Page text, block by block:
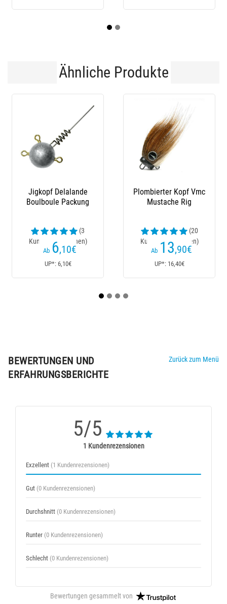
Ähnliche Produkte
Jigkopf Delalande
Boulboule Packung
(3
Kundenrezensionen)
Ab 6,10€
UP*: 6,10€
Plombierter Kopf Vmc
Mustache Rig
(20
Kundenrezensionen)
Ab 13,90€
UP*: 16,40€
BEWERTUNGEN UND
ERFAHRUNGSBERICHTE
Zurück zum Menü
5/5
1 Kundenrezensionen
Exzellent (1 Kundenrezensionen)
Gut (0 Kundenrezensionen)
Durchshnitt (0 Kundenrezensionen)
Runter (0 Kundenrezensionen)
Schlecht (0 Kundenrezensionen)
Bewertungen gesammelt von